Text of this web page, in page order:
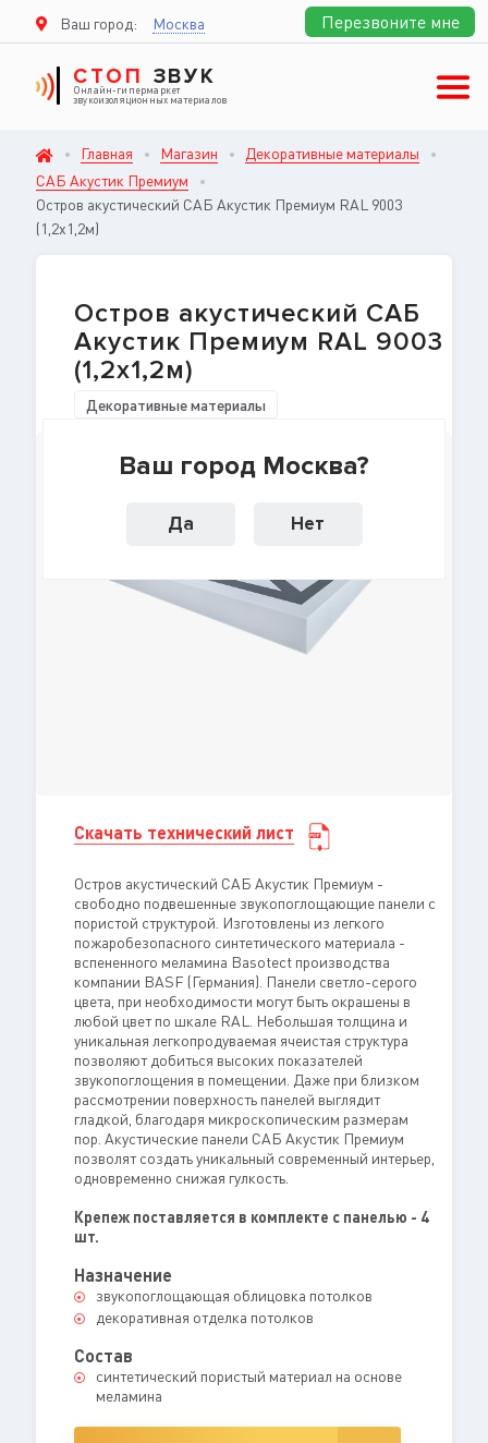
Ваш город: Москва
Ваш город Москва?
Да Нет
СТОП ЗВУК
Онлайн-гипермаркет
звукоизоляционных материалов
Перезвоните мне
Главная Магазин
Декоративные материалы
САБ Акустик Премиум
Остров акустический САБ Акустик Премиум RAL 9003
(1,2х1,2м)
Остров акустический САБ
Акустик Премиум RAL 9003
(1,2х1,2м)
Декоративные материалы
Скачать технический лист
Остров акустический САБ Акустик Премиум -
свободно подвешенные звукопоглощающие панели с
пористой структурой. Изготовлены из легкого
пожаробезопасного синтетического материала -
вспененного меламина Basotect производства
компании BASF (Германия). Панели светло-серого
цвета, при необходимости могут быть окрашены в
любой цвет по шкале RAL. Небольшая толщина и
уникальная легкопродуваемая ячеистая структура
позволяют добиться высоких показателей
звукопоглощения в помещении. Даже при близком
рассмотрении поверхность панелей выглядит
гладкой, благодаря микроскопическим размерам
пор. Акустические панели САБ Акустик Премиум
позволят создать уникальный современный интерьер,
одновременно снижая гулкость.
Крепеж поставляется в комплекте с панелью - 4
шт.
Назначение
звукопоглощающая облицовка потолков
декоративная отделка потолков
Состав
синтетический пористый материал на основе
меламина